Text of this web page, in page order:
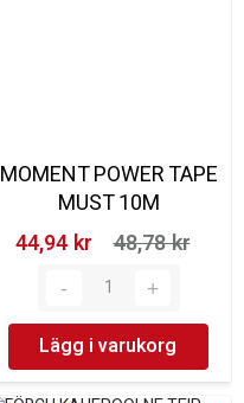
MOMENT POWER TAPE
MUST 10M
44,94 kr‎
48,78 kr‎
Lägg i varukorg